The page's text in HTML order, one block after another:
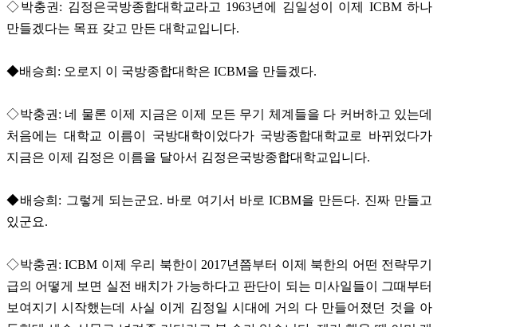
◇박충권: 김정은국방종합대학교라고 1963년에 김일성이 이제 ICBM 하나
만들겠다는 목표 갖고 만든 대학교입니다.
◆배승희: 오로지 이 국방종합대학은 ICBM을 만들겠다.
◇박충권: 네 물론 이제 지금은 이제 모든 무기 체계들을 다 커버하고 있는데
처음에는 대학교 이름이 국방대학이었다가 국방종합대학교로 바뀌었다가
지금은 이제 김정은 이름을 달아서 김정은국방종합대학교입니다.
◆배승희: 그렇게 되는군요. 바로 여기서 바로 ICBM을 만든다. 진짜 만들고
있군요.
◇박충권: ICBM 이제 우리 북한이 2017년쯤부터 이제 북한의 어떤 전략무기
급의 어떻게 보면 실전 배치가 가능하다고 판단이 되는 미사일들이 그때부터
보여지기 시작했는데 사실 이게 김정일 시대에 거의 다 만들어졌던 것을 아